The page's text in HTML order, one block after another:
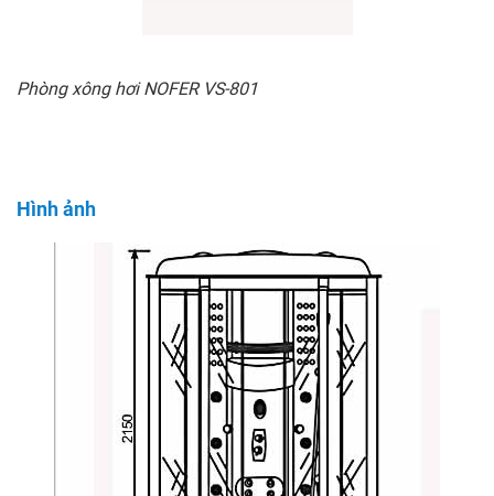
Phòng xông hơi NOFER VS-801
Hình ảnh